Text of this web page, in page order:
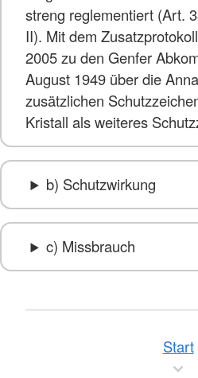
streng reglementiert (Art.
II). Mit dem
2005 zu den Genfer
August 1949 über die
zusätzlichen
Kristall als weiteres
b) Schutzwirkung
c) Missbrauch
Start